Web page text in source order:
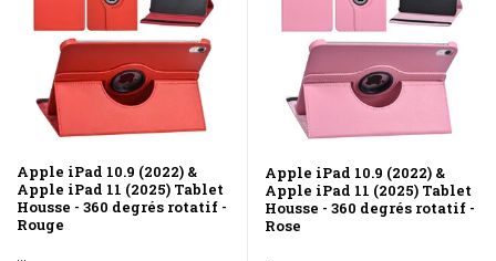
Apple iPad 10.9 (2022) &
Apple iPad 11 (2025) Tablet
Housse - 360 degrés rotatif -
Rouge
Apple iPad 10.9 (2022) &
Apple iPad 11 (2025) Tablet
Housse - 360 degrés rotatif -
Rose